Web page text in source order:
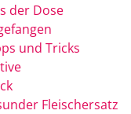
der Dose
und Tricks
Fleischersatz